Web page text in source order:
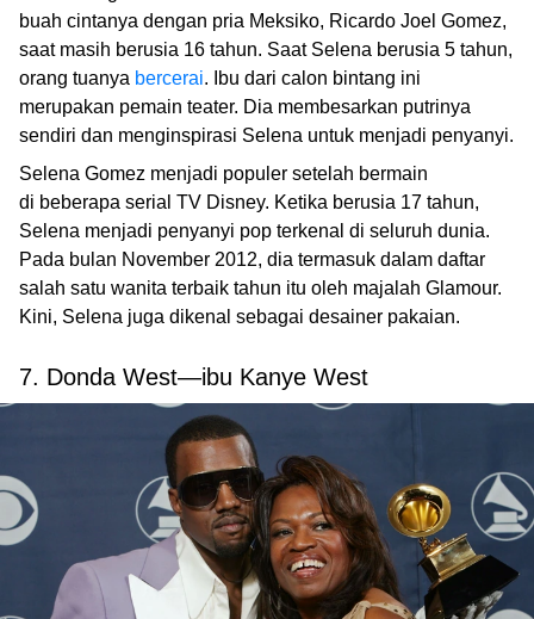
buah cintanya dengan pria Meksiko, Ricardo Joel Gomez,
saat masih berusia 16 tahun. Saat Selena berusia 5 tahun,
orang tuanya bercerai. Ibu dari calon bintang ini
merupakan pemain teater. Dia membesarkan putrinya
sendiri dan menginspirasi Selena untuk menjadi penyanyi.
Selena Gomez menjadi populer setelah bermain
di beberapa serial TV Disney. Ketika berusia 17 tahun,
Selena menjadi penyanyi pop terkenal di seluruh dunia.
Pada bulan November 2012, dia termasuk dalam daftar
salah satu wanita terbaik tahun itu oleh majalah Glamour.
Kini, Selena juga dikenal sebagai desainer pakaian.
7. Donda West—ibu Kanye West